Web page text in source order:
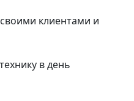
клиентами и
в день